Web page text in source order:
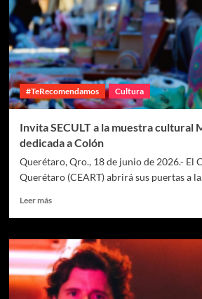
#TeRecomendamos Cultura
Invita SECULT a la muestra cultural
dedicada a Colón
Querétaro, Qro., 18 de junio de 2026.- El
Querétaro (CEART) abrirá sus puertas a
Leer más